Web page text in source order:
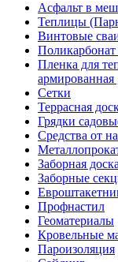
Асфальт в
Теплицы
Винтовые
Пленка для
Сетки
Террасная
Грядки
Средства от
Заборная
Заборные
Профнастил
Геоматериалы
Кровельные
Пароизоляция